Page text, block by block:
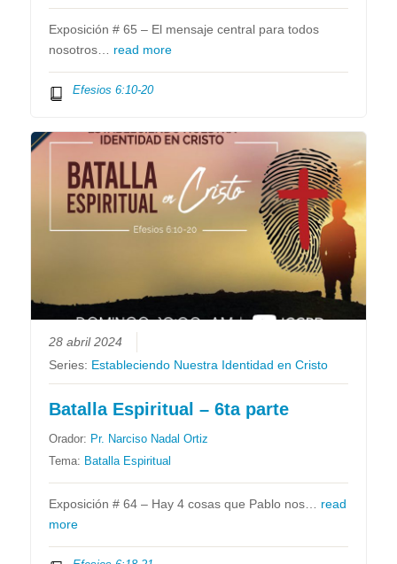
Exposición # 65 – El mensaje central para todos
nosotros… read more
Efesios 6:10-20
28 abril 2024
Series: Estableciendo Nuestra Identidad en Cristo
Batalla Espiritual – 6ta parte
Orador: Pr. Narciso Nadal Ortiz
Tema: Batalla Espiritual
Exposición # 64 – Hay 4 cosas que Pablo nos… read
more